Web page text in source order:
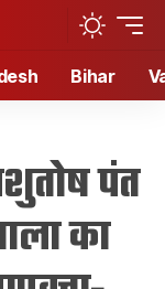
Bihar
पंत
का